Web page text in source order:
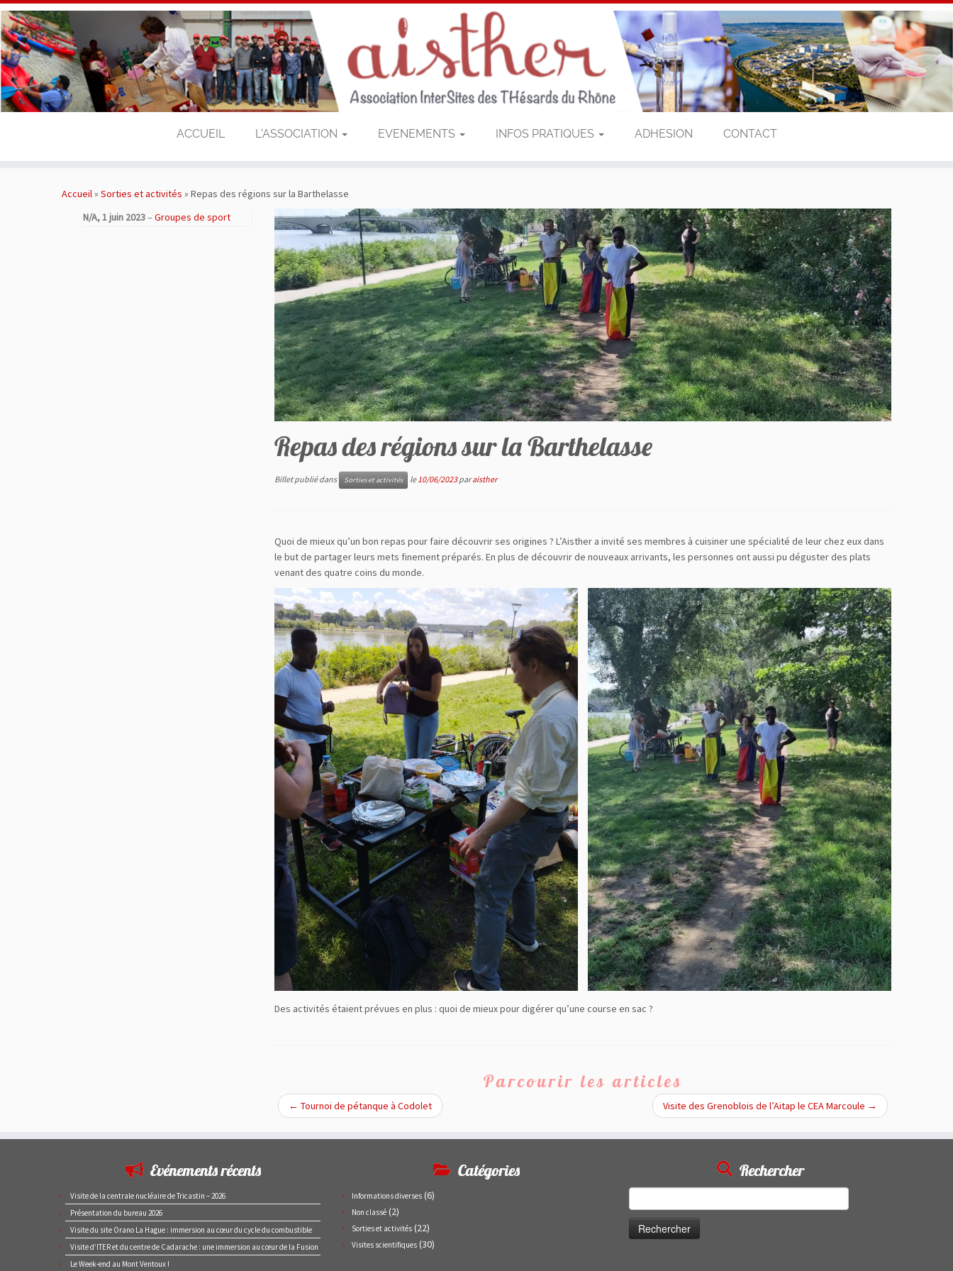
ACCUEIL L’ASSOCIATION EVENEMENTS INFOS PRATIQUES ADHESION CONTACT
Accueil» Sorties et activités » Repas des régions sur la Barthelasse
N/A,1 juin 2023– Groupes de sport
Repas des régions sur la Barthelasse
Billet publié dans Sorties et activités le 10/06/2023 paraisther
Quoi de mieux qu’un bon repas pour faire découvrir ses origines ? L’Aisther a invité ses membres à cuisiner une spécialité de leur chez eux dans
le but de partager leurs mets finement préparés. En plus de découvrir de nouveaux arrivants, les personnes ont aussi pu déguster des plats
venant des quatre coins du monde.
Des activités étaient prévues en plus : quoi de mieux pour digérer qu’une course en sac ?
Parcourir les articles
← Tournoi de pétanque à Codolet Visite des Grenoblois de l’Aitap le CEA Marcoule →
Evénements récents
Visite de la centrale nucléaire de Tricastin – 2026
Présentation du bureau 2026
Visite du site Orano La Hague : immersion au cœur du cycle du combustible
Visite d’ITER et du centre de Cadarache : une immersion au cœur de la Fusion
Le Week-end au Mont Ventoux !
Catégories
Informations diverses (6)
Non classé (2)
Sorties et activités (22)
Visites scientifiques (30)
Rechercher